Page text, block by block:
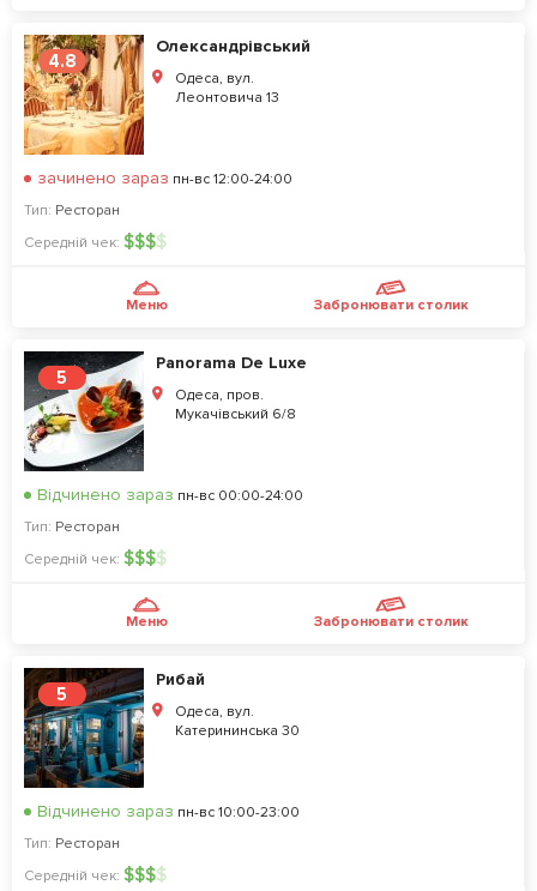
4.8
Олександрівський
Одеса, вул.
Леонтовича 13
зачинено зараз пн-вс 12:00-24:00
Тип: Ресторан
Середній чек: $$$$
Меню Забронювати столик
5
Panorama De Luxe
Одеса, пров.
Мукачівський 6/8
Відчинено зараз пн-вс 00:00-24:00
Тип: Ресторан
Середній чек: $$$$
Меню Забронювати столик
5
Рибай
Одеса, вул.
Катерининська 30
Відчинено зараз пн-вс 10:00-23:00
Тип: Ресторан
Середній чек: $$$$